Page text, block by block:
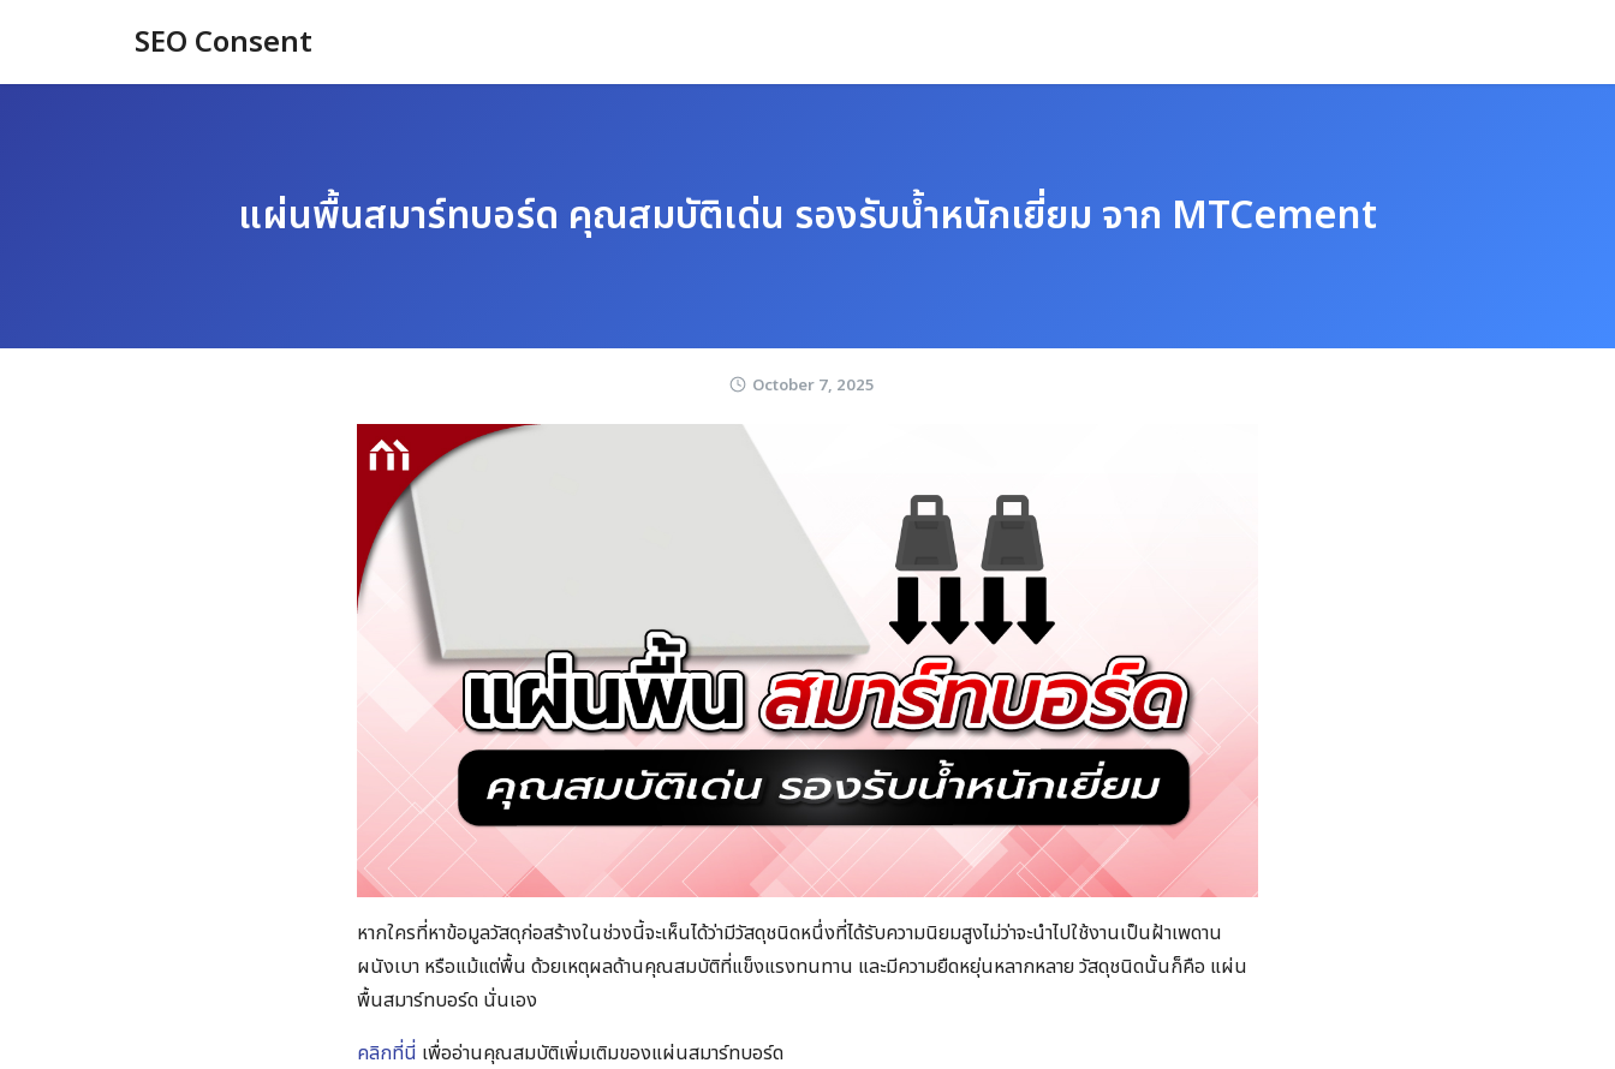
content
SEO Consent
แผ่นพื้นสมาร์ทบอร์ด คุณสมบัติเด่น รองรับน้ำหนักเยี่ยม จาก MTCement
October 7, 2025
หากใครที่หาข้อมูลวัสดุก่อสร้างในช่วงนี้จะเห็นได้ว่ามีวัสดุชนิดหนึ่งที่ได้รับความนิยมสูงไม่ว่าจะนำไปใช้งานเป็นฝ้าเพดาน
ผนังเบา หรือแม้แต่พื้น ด้วยเหตุผลด้านคุณสมบัติที่แข็งแรงทนทาน และมีความยืดหยุ่นหลากหลาย วัสดุชนิดนั้นก็คือ แผ่น
พื้นสมาร์ทบอร์ด นั่นเอง
คลิกที่นี่ เพื่ออ่านคุณสมบัติเพิ่มเติมของแผ่นสมาร์ทบอร์ด